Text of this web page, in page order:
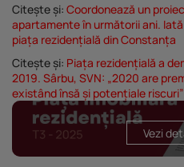
Citește și: Coordonează un
apartamente în următorii ani.
piața rezidențială din Constanța
Citește și: Piața rezidențială a
2019. Sârbu, SVN: „2020 are
existând însă și potențiale riscuri”
Vezi